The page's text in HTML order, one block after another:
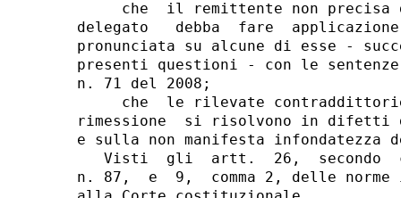
che  il remittente non precisa
delegato   debba  fare
pronunciata su alcune di esse -
presenti questioni - con le
n. 71 del 2008;
che  le rilevate
rimessione  si risolvono in difetti
e sulla non manifesta infondatezza
Visti  gli  artt.  26,  secondo
n. 87,  e  9,  comma 2, delle